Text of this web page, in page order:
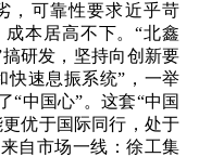
，可靠性要求近乎苛
本居高不下。“北鑫
研发，坚持向创新要
快速息振系统”，一举
“中国心”。这套“中国
优于国际同行，处于
自市场一线：徐工集